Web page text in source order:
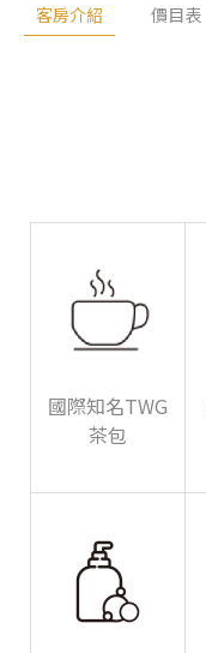
客房介紹 價目表
國際知名TWG
茶包